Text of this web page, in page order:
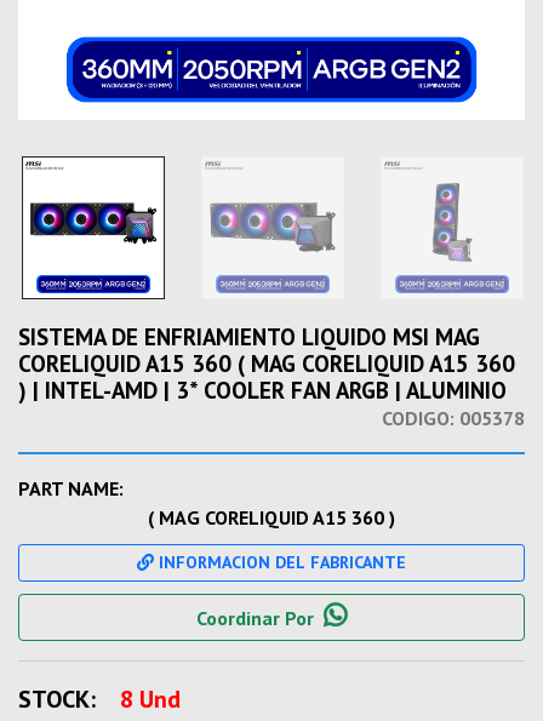
SISTEMA DE ENFRIAMIENTO LIQUIDO MSI MAG
CORELIQUID A15 360 ( MAG CORELIQUID A15 360
) | INTEL-AMD | 3* COOLER FAN ARGB | ALUMINIO
CODIGO: 005378
PART NAME:
( MAG CORELIQUID A15 360 )
INFORMACION DEL FABRICANTE
Coordinar Por
STOCK: 8 Und